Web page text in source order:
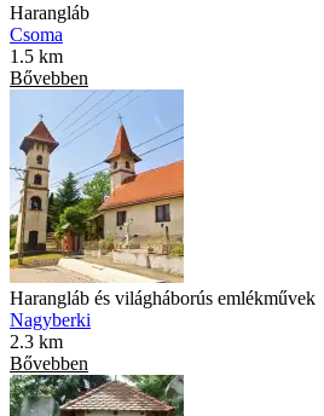
Harangláb
Csoma
1.5 km
Bővebben
Harangláb és világháborús emlékművek
Nagyberki
2.3 km
Bővebben